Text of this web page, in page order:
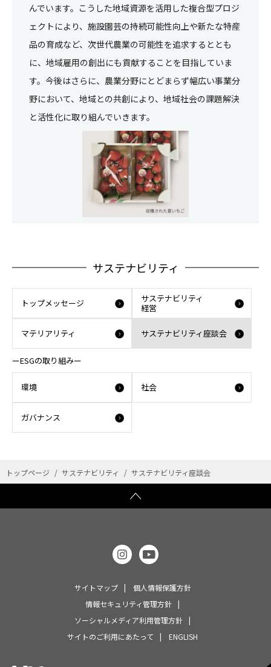
んでいます。こうした地域資源を活用した複合型プロジ
ェクトにより、施設園芸の持続可能性向上や新たな特産
品の育成など、次世代農業の可能性を追求するととも
に、地域雇用の創出にも貢献することを目指していま
す。今後はさらに、農業分野にとどまらず幅広い事業分
野において、地域との共創により、地域社会の課題解決
と活性化に取り組んでいきます。
サステナビリティ
トップメッセージ
サステナビリティ
経営
マテリアリティ サステナビリティ座談会
ーESGの取り組みー
環境 社会
ガバナンス
トップページ サステナビリティ サステナビリティ座談会
サイトマップ
個人情報保護方針
情報セキュリティ管理方針
ソーシャルメディア利用管理方針
サイトのご利用にあたって
ENGLISH